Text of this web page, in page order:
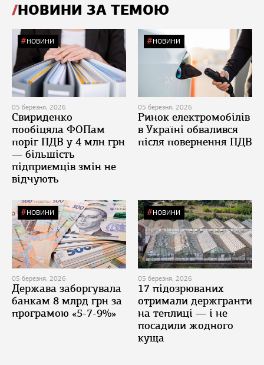
НОВИНИ ЗА ТЕМОЮ
НОВИНИ
05 березня, 2026
Свириденко
пообіцяла ФОПам
поріг ПДВ у 4 млн грн
— більшість
підприємців змін не
відчують
НОВИНИ
05 березня, 2026
Ринок електромобілів
в Україні обвалився
після повернення ПДВ
НОВИНИ
05 березня, 2026
Держава заборгувала
банкам 8 млрд грн за
програмою «5-7-9%»
НОВИНИ
05 березня, 2026
17 підозрюваних
отримали держгранти
на теплиці — і не
посадили жодного
куща